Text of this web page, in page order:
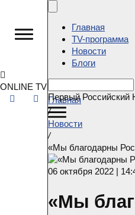
Главная
ТV-программа
Новости
Блоги
Первый Российский
Главная
/
Новости
/
«Мы благодарны
06 октября 2022 |
«Мы
ONLINE TV